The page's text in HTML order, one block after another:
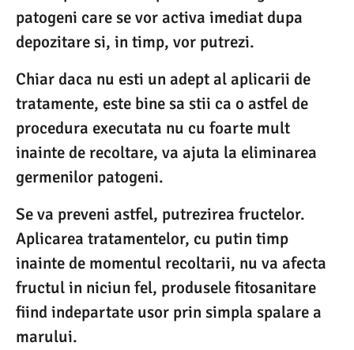
patogeni care se vor activa imediat dupa
depozitare si, in timp, vor putrezi.
Chiar daca nu esti un adept al aplicarii de
tratamente, este bine sa stii ca o astfel de
procedura executata nu cu foarte mult
inainte de recoltare, va ajuta la eliminarea
germenilor patogeni.
Se va preveni astfel, putrezirea fructelor.
Aplicarea tratamentelor, cu putin timp
inainte de momentul recoltarii, nu va afecta
fructul in niciun fel, produsele fitosanitare
fiind indepartate usor prin simpla spalare a
marului.